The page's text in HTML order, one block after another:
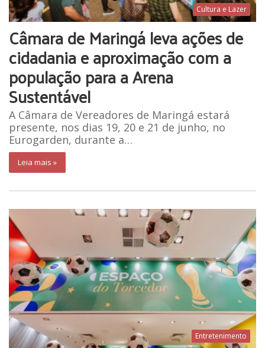
Cultura e Lazer
Câmara de Maringá leva ações de
cidadania e aproximação com a
população para a Arena
Sustentável
A Câmara de Vereadores de Maringá estará
presente, nos dias 19, 20 e 21 de junho, no
Eurogarden, durante a…
Leia mais »
Entretenimento